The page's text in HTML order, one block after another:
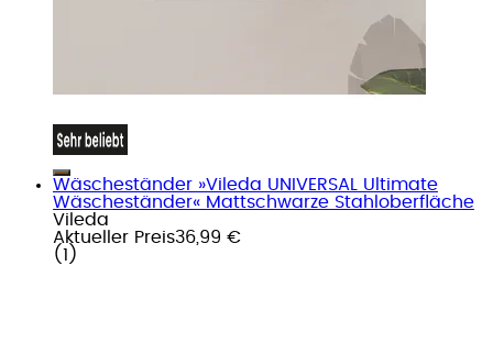
Wäscheständer »Vileda UNIVERSAL Ultimate
Wäscheständer« Mattschwarze Stahloberfläche
Vileda
Aktueller Preis36,99 €
( 1 )